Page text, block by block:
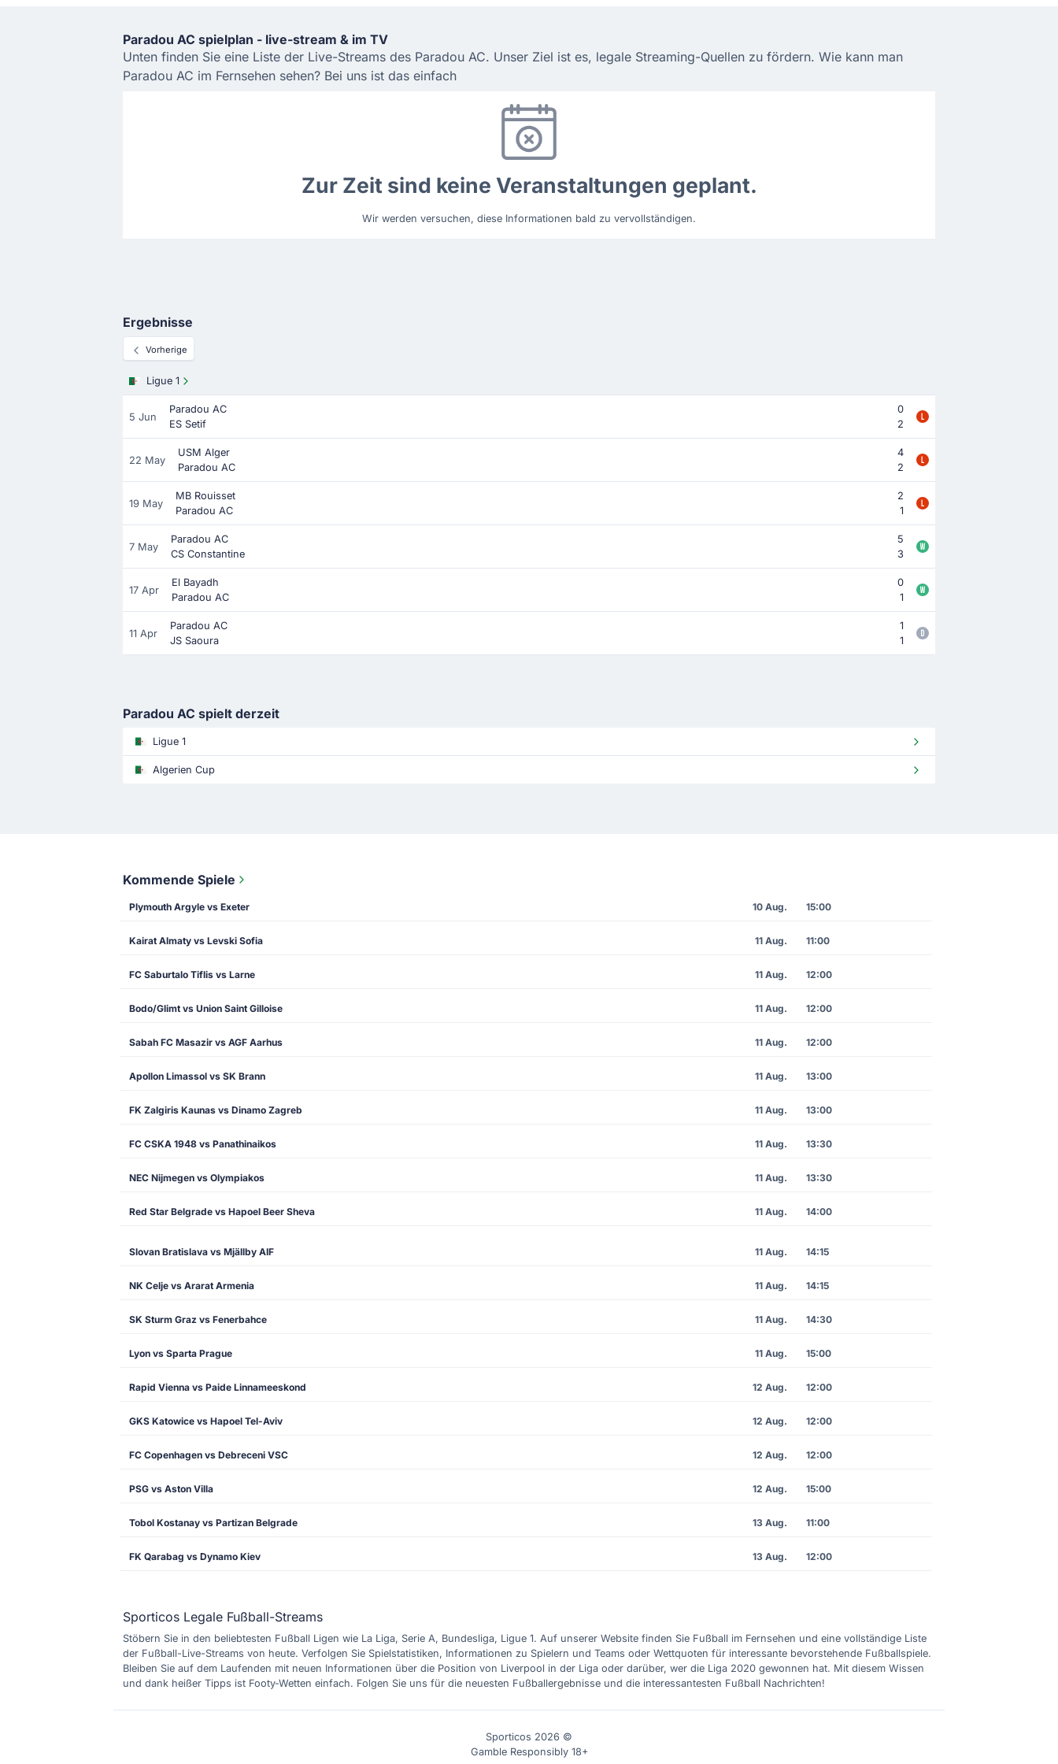
Paradou AC spielplan - live-stream & im TV
Unten finden Sie eine Liste der Live-Streams des Paradou AC. Unser Ziel ist es, legale Streaming-Quellen zu fördern. Wie kann man
Paradou AC im Fernsehen sehen? Bei uns ist das einfach
Zur Zeit sind keine Veranstaltungen geplant.
Wir werden versuchen, diese Informationen bald zu vervollständigen.
Ergebnisse
Vorherige
Ligue 1
5 Jun
Paradou AC
0
ES Setif
2
22 May
USM Alger
4
Paradou AC
2
19 May
MB Rouisset
2
Paradou AC
1
7 May
Paradou AC
5
CS Constantine
3
17 Apr
El Bayadh
0
Paradou AC
1
11 Apr
Paradou AC
1
JS Saoura
1
Paradou AC spielt derzeit
Ligue 1
Algerien Cup
Kommende Spiele
Plymouth Argyle vs Exeter 10 Aug. 15:00
Kairat Almaty vs Levski Sofia 11 Aug. 11:00
FC Saburtalo Tiflis vs Larne 11 Aug. 12:00
Bodo/Glimt vs Union Saint Gilloise 11 Aug. 12:00
Sabah FC Masazir vs AGF Aarhus 11 Aug. 12:00
Apollon Limassol vs SK Brann 11 Aug. 13:00
FK Zalgiris Kaunas vs Dinamo Zagreb 11 Aug. 13:00
FC CSKA 1948 vs Panathinaikos 11 Aug. 13:30
NEC Nijmegen vs Olympiakos 11 Aug. 13:30
Red Star Belgrade vs Hapoel Beer Sheva 11 Aug. 14:00
Slovan Bratislava vs Mjällby AIF 11 Aug. 14:15
NK Celje vs Ararat Armenia 11 Aug. 14:15
SK Sturm Graz vs Fenerbahce 11 Aug. 14:30
Lyon vs Sparta Prague 11 Aug. 15:00
Rapid Vienna vs Paide Linnameeskond 12 Aug. 12:00
GKS Katowice vs Hapoel Tel-Aviv 12 Aug. 12:00
FC Copenhagen vs Debreceni VSC 12 Aug. 12:00
PSG vs Aston Villa 12 Aug. 15:00
Tobol Kostanay vs Partizan Belgrade 13 Aug. 11:00
FK Qarabag vs Dynamo Kiev 13 Aug. 12:00
Sporticos Legale Fußball-Streams
Stöbern Sie in den beliebtesten Fußball Ligen wie La Liga, Serie A, Bundesliga, Ligue 1. Auf unserer Website finden Sie Fußball im Fernsehen und eine vollständige Liste
der Fußball-Live-Streams von heute. Verfolgen Sie Spielstatistiken, Informationen zu Spielern und Teams oder Wettquoten für interessante bevorstehende Fußballspiele.
Bleiben Sie auf dem Laufenden mit neuen Informationen über die Position von Liverpool in der Liga oder darüber, wer die Liga 2020 gewonnen hat. Mit diesem Wissen
und dank heißer Tipps ist Footy-Wetten einfach. Folgen Sie uns für die neuesten Fußballergebnisse und die interessantesten Fußball Nachrichten!
Sporticos 2026 ©
Gamble Responsibly 18+